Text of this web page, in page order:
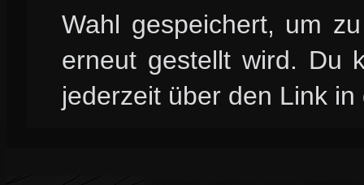
Wahl gespeichert, um
erneut gestellt wird. Du
jederzeit über den Link